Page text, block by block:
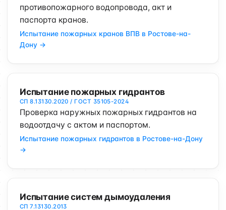
противопожарного водопровода, акт и
паспорта кранов.
Испытание пожарных кранов ВПВ в Ростове-на-
Дону →
Испытание пожарных гидрантов
СП 8.13130.2020 / ГОСТ 35105-2024
Проверка наружных пожарных гидрантов на
водоотдачу с актом и паспортом.
Испытание пожарных гидрантов в Ростове-на-Дону
→
Испытание систем дымоудаления
СП 7.13130.2013